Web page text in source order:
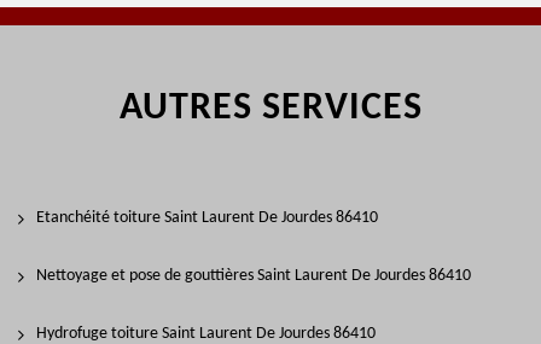
AUTRES SERVICES
Etanchéité toiture Saint Laurent De Jourdes 86410
Nettoyage et pose de gouttières Saint Laurent De Jourdes 86410
Hydrofuge toiture Saint Laurent De Jourdes 86410